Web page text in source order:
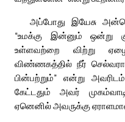
அப்போது இயேசு
“உமக்கு இன்னும் ஒன்று
உள்ளவற்றை விற்று
விண்ணகத்தில் நீர்
பின்பற்றும்” என்று
கேட்டதும் அவர்
ஏனெனில் அவருக்கு